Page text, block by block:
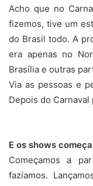
Acho que no
fizemos, tive um
do Brasil todo. A
era apenas no
Brasília e outras
Via as pessoas e
Depois do Carnaval
E os shows
Começamos a
fazíamos.